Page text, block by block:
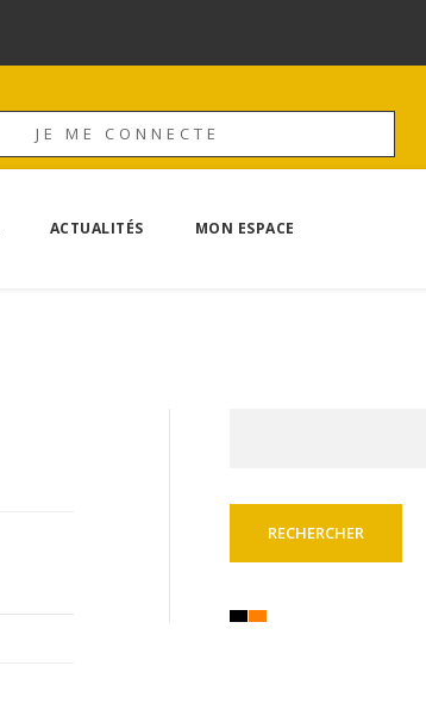
JE ME CONNECTE
ACTUALITÉS MON ESPACE